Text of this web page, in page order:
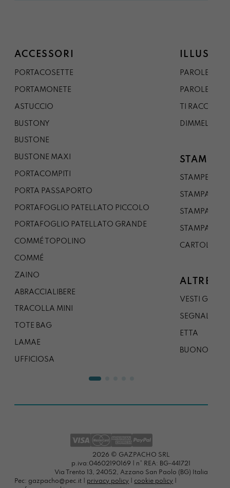
ACCESSORI
PORTACOSETTE
PORTAMONETE
ASTUCCIO
BUSTONY
BUSTONE
BUSTONE MAXI
PORTACOMPITI
PORTA PASSAPORTO
PORTAFOGLIO PATELLATO PICCOLO
PORTAFOGLIO PATELLATO GRANDE
COMMÉ TOPOLINO
COMMÉ
ZAINO
ABRACCIALIBERE
TRACOLLA MINI
TOTE BAG
LAMAE
UFFICIOSA
PAROLE DAL
PAROLE DA
TI
DIMMELO
STAMPE
STAMPE A5
STAMPA A3
STAMPA A1
STAMPA A0
CARTOLINA
ALTRE
VESTI
SEGNALIBRO
ETTA
BUONO
2026 © GAZPACHO SRL
p.iva:04602190169 | n° REA: BG-441721
Via Trento 13, 24052, Azzano San Paolo (BG) Italia
Pec: gazpacho@pec.it | privacy policy cookie policy